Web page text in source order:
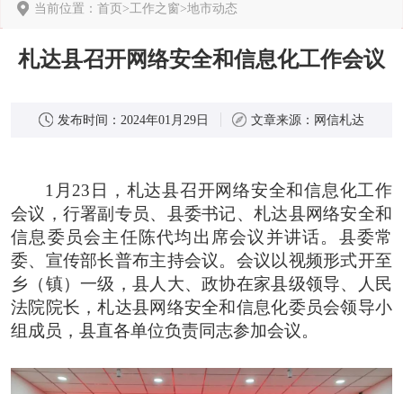
当前位置： 首页>工作之窗>地市动态
札达县召开网络安全和信息化工作会议
发布时间： 2024年01月29日 文章来源： 网信札达
1月23日，札达县召开网络安全和信息化工作
会议，行署副专员、县委书记、札达县网络安全和
信息委员会主任陈代均出席会议并讲话。县委常
委、宣传部长普布主持会议。会议以视频形式开至
乡（镇）一级，县人大、政协在家县级领导、人民
法院院长，札达县网络安全和信息化委员会领导小
组成员，县直各单位负责同志参加会议。